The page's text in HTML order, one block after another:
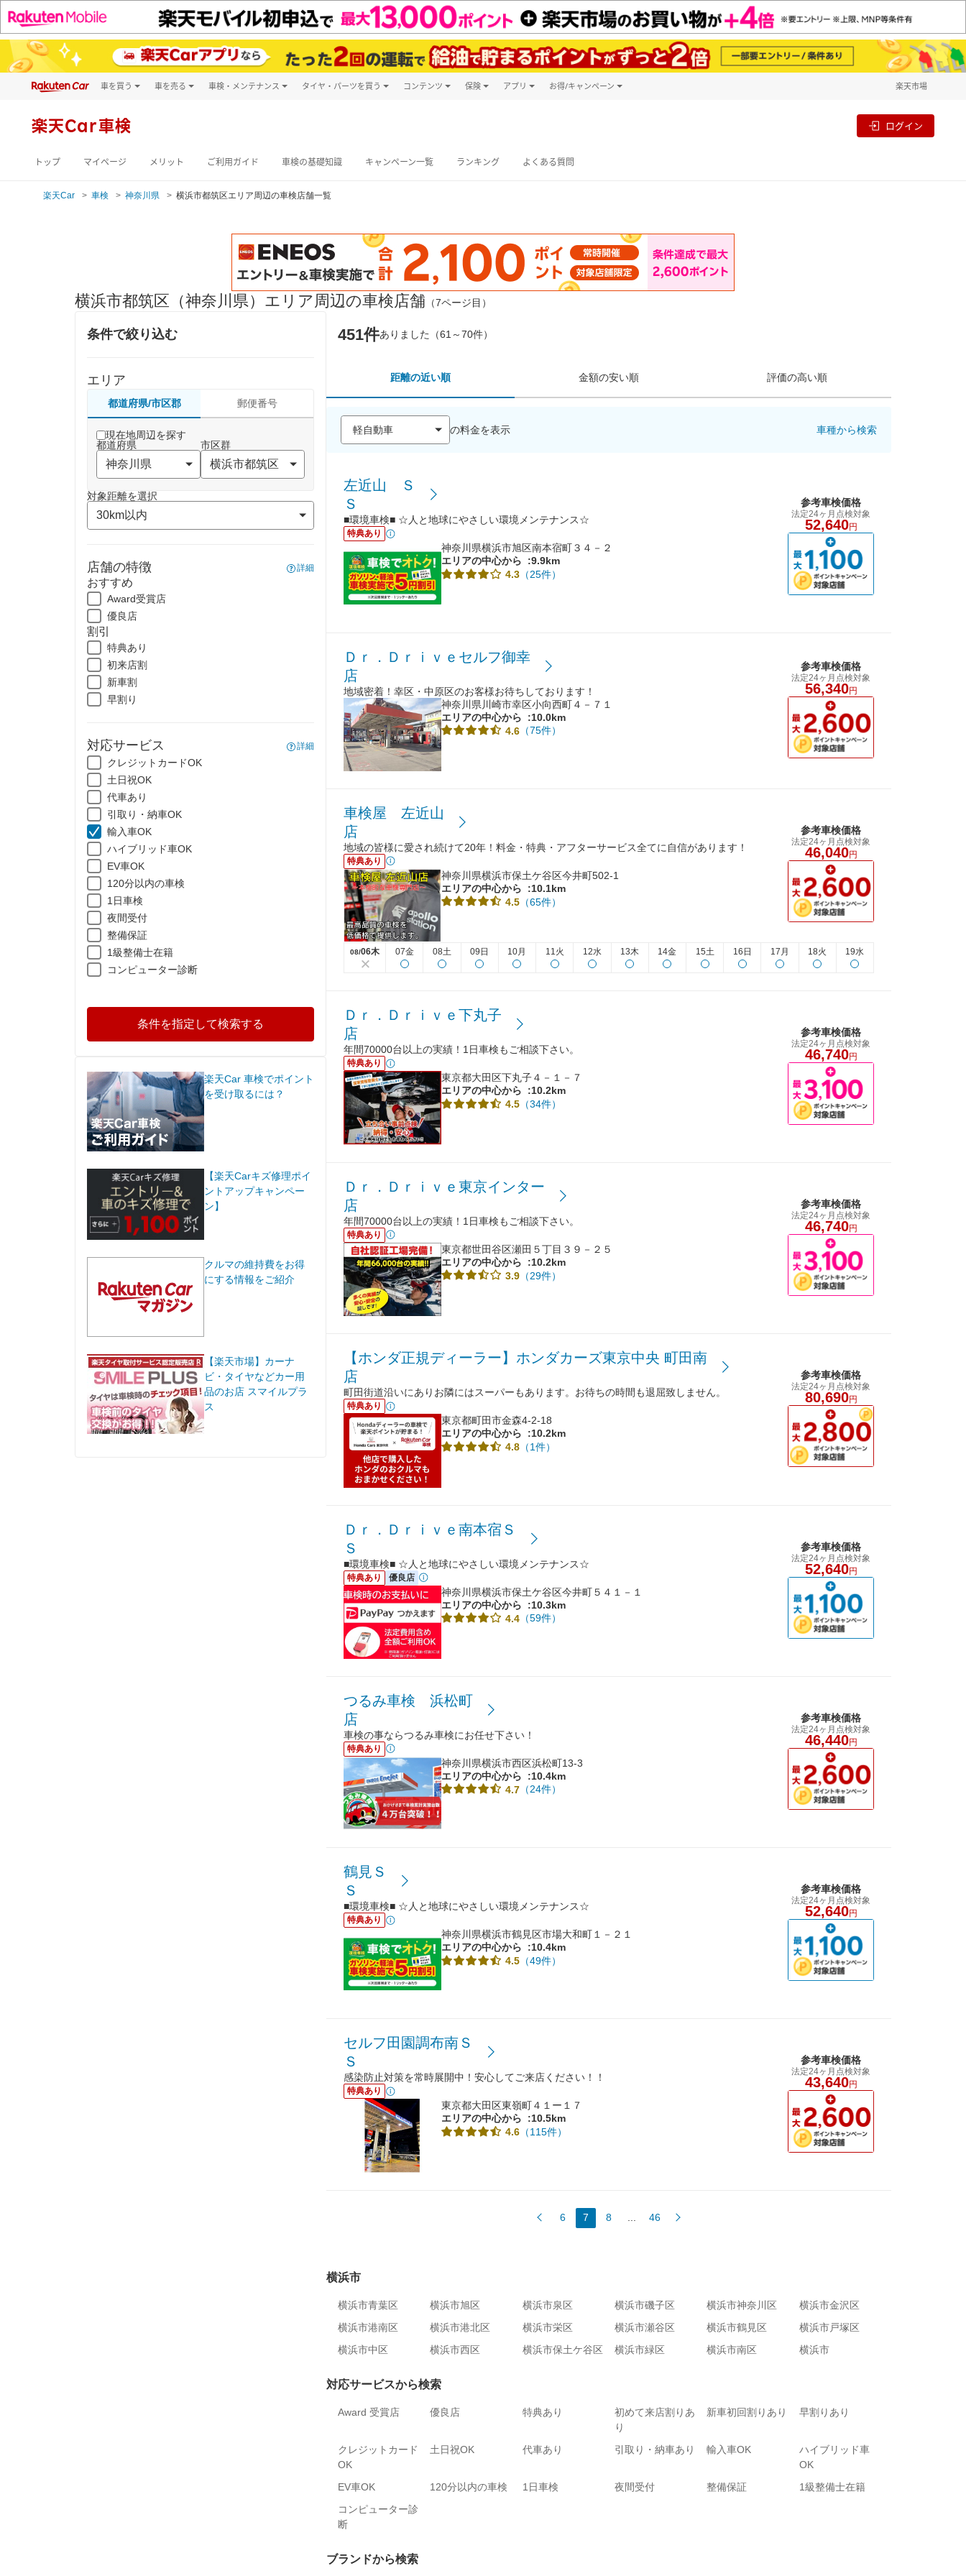
車を買う
新車
車を売る 車検・メンテナンス タイヤ・パーツを買う コンテンツ 保険 アプリ お得/キャンペーン 楽天市場
楽天Car車検 ログイン
トップ マイページ メリット ご利用ガイド 車検の基礎知識 キャンペーン一覧 ランキング よくある質問
楽天Car 車検 神奈川県 横浜市都筑区エリア周辺の車検店舗一覧
横浜市都筑区（神奈川県）エリア周辺の車検店舗 （7ページ目）
条件で絞り込む
エリア
都道府県/市区郡 郵便番号
現在地周辺を探す
都道府県
市区群
対象距離を選択
店舗の特徴 詳細
おすすめ
Award受賞店
優良店
割引
特典あり
初来店割
新車割
早割り
対応サービス 詳細
クレジットカードOK
土日祝OK
代車あり
引取り・納車OK
輸入車OK
ハイブリッド車OK
EV車OK
120分以内の車検
1日車検
夜間受付
整備保証
1級整備士在籍
コンピューター診断
条件を指定して検索する
楽天Car 車検でポイント
を受け取るには？
【楽天Carキズ修理ポイ
ントアップキャンペー
ン】
クルマの維持費をお得
にする情報をご紹介
【楽天市場】カーナ
ビ・タイヤなどカー用
品のお店 スマイルプラ
ス
451件ありました（61～70件）
距離の近い順 金額の安い順 評価の高い順
の料金を表示 車種から検索
左近山 Ｓ
Ｓ
■環境車検■ ☆人と地球にやさしい環境メンテナンス☆
特典あり
神奈川県横浜市旭区南本宿町３４－２
エリアの中心から
:9.9km
4.3 （25件）
参考車検価格
法定24ヶ月点検対象
52,640円
Ｄｒ．Ｄｒｉｖｅセルフ御幸
店
地域密着！幸区・中原区のお客様お待ちしております！
神奈川県川崎市幸区小向西町４－７１
エリアの中心から
:10.0km
4.6 （75件）
参考車検価格
法定24ヶ月点検対象
56,340円
車検屋 左近山
店
地域の皆様に愛され続けて20年！料金・特典・アフターサービス全てに自信があります！
特典あり
神奈川県横浜市保土ケ谷区今井町502-1
エリアの中心から
:10.1km
4.5 （65件）
参考車検価格
法定24ヶ月点検対象
46,040円
08/06木 07金 08土 09日 10月 11火 12水 13木 14金 15土 16日 17月 18火 19水
Ｄｒ．Ｄｒｉｖｅ下丸子
店
年間70000台以上の実績！1日車検もご相談下さい。
特典あり
東京都大田区下丸子４－１－７
エリアの中心から
:10.2km
4.5 （34件）
参考車検価格
法定24ヶ月点検対象
46,740円
Ｄｒ．Ｄｒｉｖｅ東京インター
店
年間70000台以上の実績！1日車検もご相談下さい。
特典あり
東京都世田谷区瀬田５丁目３９－２５
エリアの中心から
:10.2km
3.9 （29件）
参考車検価格
法定24ヶ月点検対象
46,740円
【ホンダ正規ディーラー】ホンダカーズ東京中央 町田南
店
町田街道沿いにありお隣にはスーパーもあります。お待ちの時間も退屈致しません。
特典あり
東京都町田市金森4-2-18
エリアの中心から
:10.2km
4.8 （1件）
参考車検価格
法定24ヶ月点検対象
80,690円
Ｄｒ．Ｄｒｉｖｅ南本宿Ｓ
Ｓ
■環境車検■ ☆人と地球にやさしい環境メンテナンス☆
特典あり 優良店
神奈川県横浜市保土ケ谷区今井町５４１－１
エリアの中心から
:10.3km
4.4 （59件）
参考車検価格
法定24ヶ月点検対象
52,640円
つるみ車検 浜松町
店
車検の事ならつるみ車検にお任せ下さい！
特典あり
神奈川県横浜市西区浜松町13-3
エリアの中心から
:10.4km
4.7 （24件）
参考車検価格
法定24ヶ月点検対象
46,440円
鶴見Ｓ
Ｓ
■環境車検■ ☆人と地球にやさしい環境メンテナンス☆
特典あり
神奈川県横浜市鶴見区市場大和町１－２１
エリアの中心から
:10.4km
4.5 （49件）
参考車検価格
法定24ヶ月点検対象
52,640円
セルフ田園調布南Ｓ
Ｓ
感染防止対策を常時展開中！安心してご来店ください！！
特典あり
東京都大田区東嶺町４１ー１７
エリアの中心から
:10.5km
4.6 （115件）
参考車検価格
法定24ヶ月点検対象
43,640円
6 7 8 46
横浜市
横浜市青葉区 横浜市旭区 横浜市泉区 横浜市磯子区 横浜市神奈川区
横浜市金沢区
横浜市港南区
横浜市港北区 横浜市栄区 横浜市瀬谷区 横浜市鶴見区
横浜市戸塚区
横浜市中区
横浜市西区 横浜市保土ケ谷区 横浜市緑区 横浜市南区 横浜市
対応サービスから検索
Award 受賞店 優良店 特典あり
初めて来店割りあ
り
新車初回割りあり 早割りあり
クレジットカード
OK
土日祝OK 代車あり 引取り・納車あり 輸入車OK
ハイブリッド車
OK
EV車OK
120分以内の車検 1日車検 夜間受付 整備保証
1級整備士在籍
コンピューター診
断
ブランドから検索